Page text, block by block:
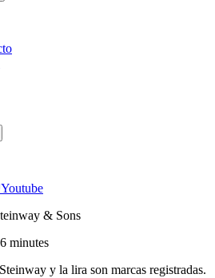
Youtube
& Sons
minutes
y la lira son marcas registradas.